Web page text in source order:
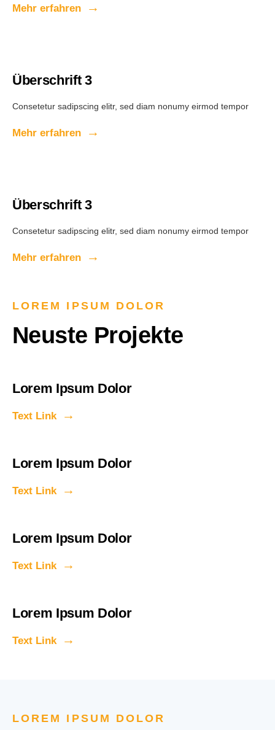
Mehr erfahren
Überschrift 3
Consetetur sadipscing elitr, sed diam nonumy eirmod tempor
Mehr erfahren
Überschrift 3
Consetetur sadipscing elitr, sed diam nonumy eirmod tempor
Mehr erfahren
LOREM IPSUM DOLOR
Neuste Projekte
Lorem Ipsum Dolor
Text Link
Lorem Ipsum Dolor
Text Link
Lorem Ipsum Dolor
Text Link
Lorem Ipsum Dolor
Text Link
LOREM IPSUM DOLOR